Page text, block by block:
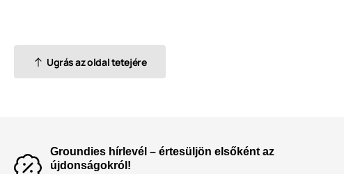
Ugrás az oldal tetejére
Groundies hírlevél – értesüljön elsőként az
újdonságokról!